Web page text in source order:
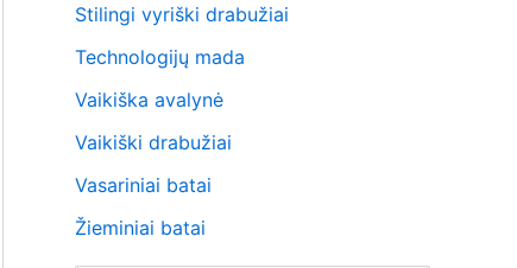
Stilingi vyriški drabužiai
Technologijų mada
Vaikiška avalynė
Vaikiški drabužiai
Vasariniai batai
Žieminiai batai